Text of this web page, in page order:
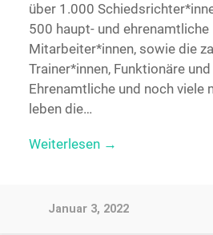
über 1.000
500 haupt- und ehrenamtliche
Mitarbeiter*innen, sowie die
Trainer*innen, Funktionäre und
Ehrenamtliche und noch viele
leben die…
Weiterlesen →
Januar 3, 2022